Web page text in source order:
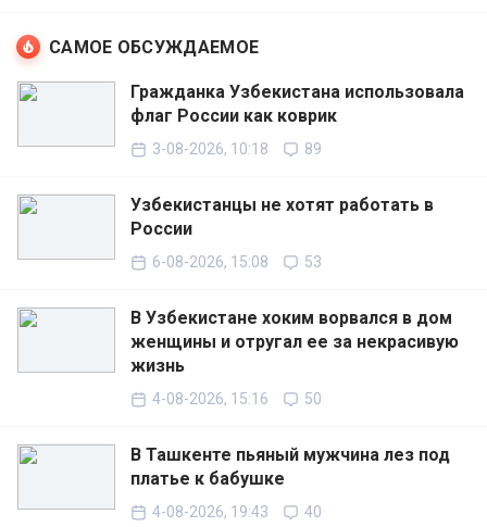
САМОЕ ОБСУЖДАЕМОЕ
Гражданка Узбекистана использовала
флаг России как коврик
3-08-2026, 10:18 89
Узбекистанцы не хотят работать в
России
6-08-2026, 15:08 53
В Узбекистане хоким ворвался в дом
женщины и отругал ее за некрасивую
жизнь
4-08-2026, 15:16 50
В Ташкенте пьяный мужчина лез под
платье к бабушке
4-08-2026, 19:43 40